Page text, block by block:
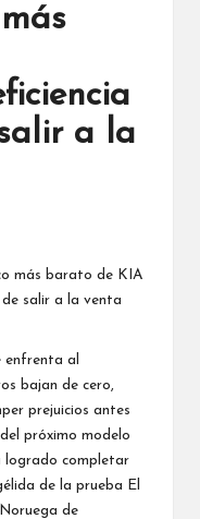
a la
enfrenta al
bajan de cero,
prejuicios antes
próximo modelo
logrado completar
de la prueba El
de